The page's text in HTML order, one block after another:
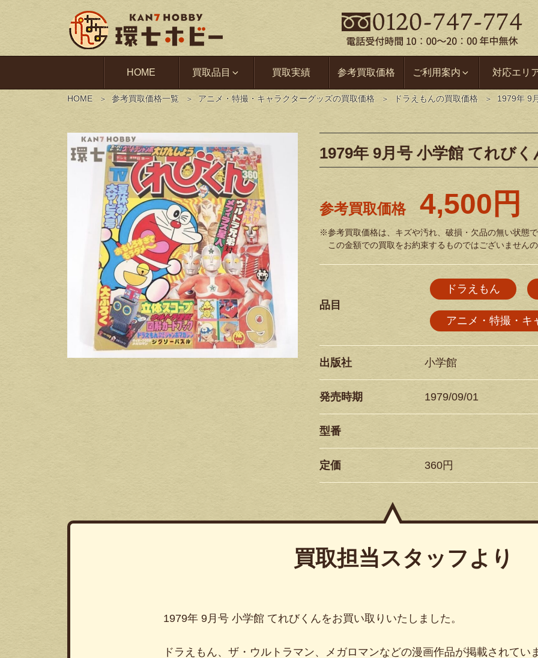
HOME 買取品目 買取実績 参考買取価格 ご利用案内 対応エリ
HOME 参考買取価格一覧 アニメ・特撮・キャラクターグッズの買取価格 ドラえもんの買取価格 1979年 9
1979年 9月号 小学館 てれびく
参考買取価格 4,500円
※参考買取価格は、キズや汚れ、破損・欠品の無い状態
この金額での買取をお約束するものではございません
品目
ドラえもん
アニメ・特撮・キ
出版社 小学館
発売時期 1979/09/01
型番
定価 360円
買取担当スタッフより
1979年 9月号 小学館 てれびくんをお買い取りいたしました。
ドラえもん、ザ・ウルトラマン、メガロマンなどの漫画作品が掲載されてい